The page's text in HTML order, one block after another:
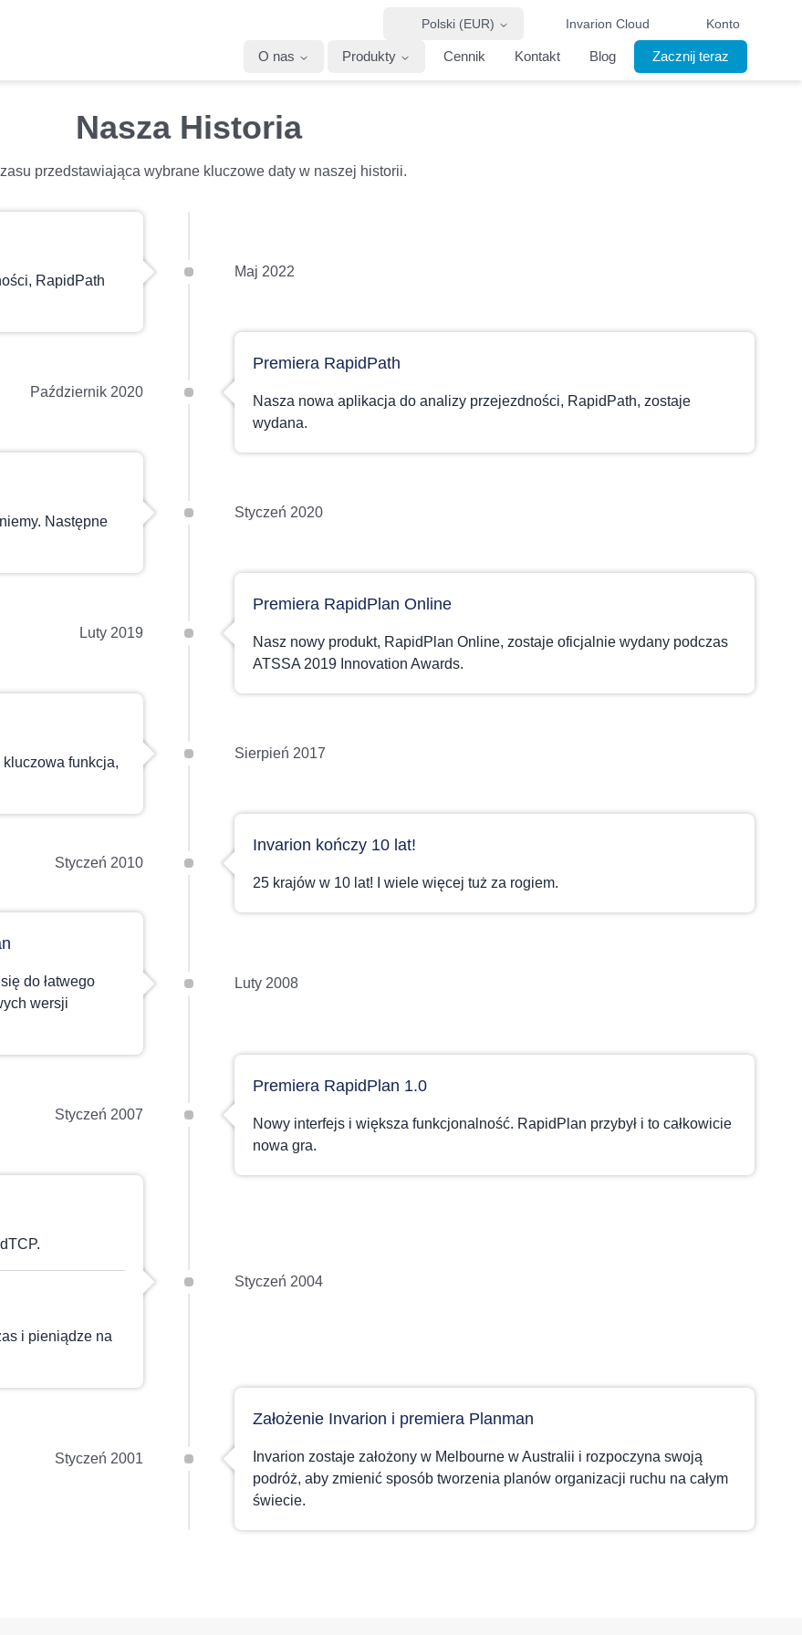
Polski (EUR) Invarion Cloud Konto
O nas Produkty Cennik Kontakt Blog Zacznij teraz
Nasza Historia
przedstawiająca wybrane kluczowe daty w naszej historii.
RapidPath
Maj 2022
Premiera RapidPath
Nasza nowa aplikacja do analizy przejezdności, RapidPath, zostaje
wydana.
Październik 2020
Następne
Styczeń 2020
Premiera RapidPlan Online
Nasz nowy produkt, RapidPlan Online, zostaje oficjalnie wydany podczas
ATSSA 2019 Innovation Awards.
Luty 2019
funkcja,
Sierpień 2017
Invarion kończy 10 lat!
25 krajów w 10 lat! I wiele więcej tuż za rogiem.
Styczeń 2010
do łatwego
wersji
Luty 2008
Premiera RapidPlan 1.0
Nowy interfejs i większa funkcjonalność. RapidPlan przybył i to całkowicie
nowa gra.
Styczeń 2007
i pieniądze na
Styczeń 2004
Założenie Invarion i premiera Planman
Invarion zostaje założony w Melbourne w Australii i rozpoczyna swoją
podróż, aby zmienić sposób tworzenia planów organizacji ruchu na całym
świecie.
Styczeń 2001